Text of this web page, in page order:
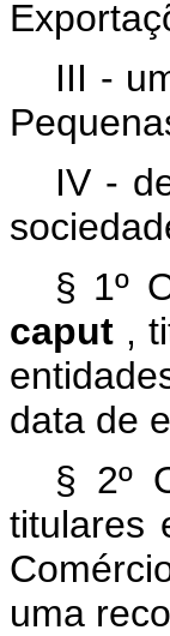
III -
IV -
§ 1º
caput ,
data de
§ 2º
titulares
uma